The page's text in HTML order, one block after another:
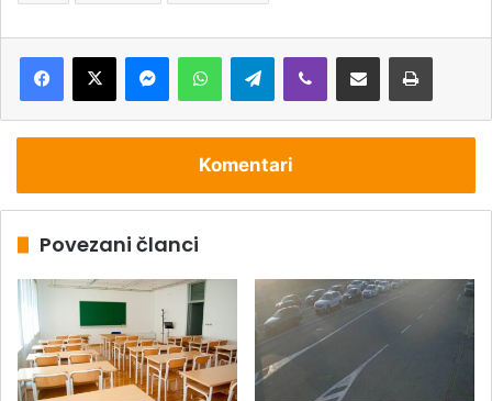
Telegram
Komentari
Povezani članci